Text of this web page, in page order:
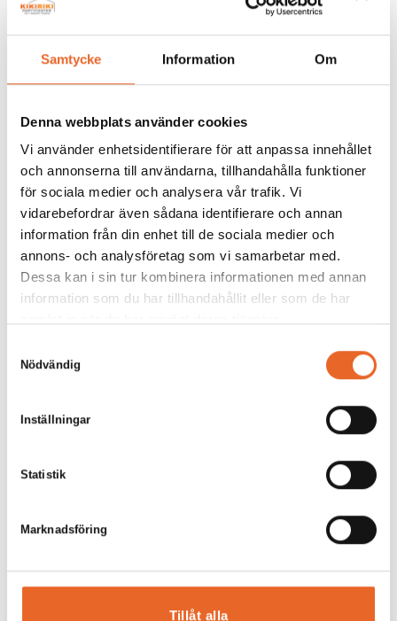
Samtycke Information Om
Denna webbplats använder cookies
Vi använder enhetsidentifierare för att anpassa innehållet
och annonserna till användarna, tillhandahålla funktioner
för sociala medier och analysera vår trafik. Vi
vidarebefordrar även sådana identifierare och annan
information från din enhet till de sociala medier och
annons- och analysföretag som vi samarbetar med.
Dessa kan i sin tur kombinera informationen med annan
information som du har tillhandahållit eller som de har
Nödvändig
Inställningar
Statistik
Marknadsföring
Tillåt alla
Specifikationer
45x160x70cm
26kg
850w
220v 1 fas kontakt
Avtagbar vagn
Andra köpte även till
Bildgalleri för denna produkt